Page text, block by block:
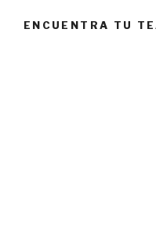
ENCUENTRA TU